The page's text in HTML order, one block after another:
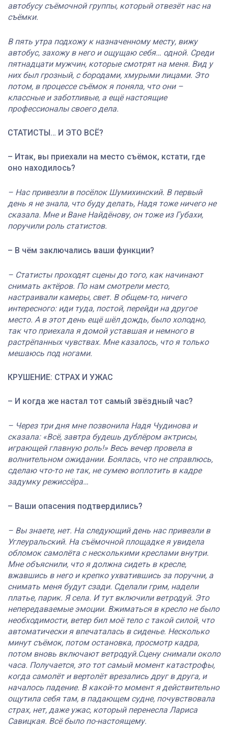
автобусу съёмочной группы, который отвезёт нас на
съёмки.
В пять утра подхожу к назначенному месту, вижу
автобус, захожу в него и ощущаю себя… одной. Среди
пятнадцати мужчин, которые смотрят на меня. Вид у
них был грозный, с бородами, хмурыми лицами. Это
потом, в процессе съёмок я поняла, что они –
классные и заботливые, а ещё настоящие
профессионалы своего дела.
СТАТИСТЫ… И ЭТО ВСЁ?
– Итак, вы приехали на место съёмок, кстати, где
оно находилось?
– Нас привезли в посёлок Шумихинский. В первый
день я не знала, что буду делать, Надя тоже ничего не
сказала. Мне и Ване Найдёнову, он тоже из Губахи,
поручили роль статистов.
– В чём заключались ваши функции?
– Статисты проходят сцены до того, как начинают
снимать актёров. По нам смотрели место,
настраивали камеры, свет. В общем-то, ничего
интересного: иди туда, постой, перейди на другое
место. А в этот день ещё шёл дождь, было холодно,
так что приехала я домой уставшая и немного в
растрёпанных чувствах. Мне казалось, что я только
мешаюсь под ногами.
КРУШЕНИЕ: СТРАХ И УЖАС
– И когда же настал тот самый звёздный час?
– Через три дня мне позвонила Надя Чудинова и
сказала: «Всё, завтра будешь дублёром актрисы,
играющей главную роль!» Весь вечер провела в
волнительном ожидании. Боялась, что не справлюсь,
сделаю что-то не так, не сумею воплотить в кадре
задумку режиссёра…
– Ваши опасения подтвердились?
– Вы знаете, нет. На следующий день нас привезли в
Углеуральский. На съёмочной площадке я увидела
обломок самолёта с несколькими креслами внутри.
Мне объяснили, что я должна сидеть в кресле,
вжавшись в него и крепко ухватившись за поручни, а
снимать меня будут сзади. Сделали грим, надели
платье, парик. Я села. И тут включили ветродуй. Это
непередаваемые эмоции. Вжиматься в кресло не было
необходимости, ветер бил моё тело с такой силой, что
автоматически я впечаталась в сиденье. Несколько
минут съёмок, потом остановка, просмотр кадра,
потом вновь включают ветродуй.Сцену снимали около
часа. Получается, это тот самый момент катастрофы,
когда самолёт и вертолёт врезались друг в друга, и
началось падение. В какой-то момент я действительно
ощутила себя там, в падающем судне, почувствовала
страх, нет, даже ужас, который перенесла Лариса
Савицкая. Всё было по-настоящему.